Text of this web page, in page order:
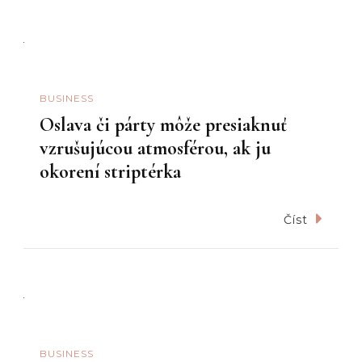
BUSINESS
Oslava či párty môže presiaknuť
vzrušujúcou atmosférou, ak ju
okorení striptérka
Číst
BUSINESS